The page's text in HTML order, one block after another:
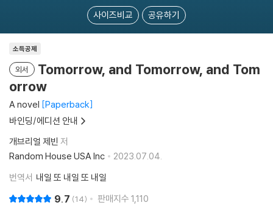
사이즈비교 공유하기
소득공제
외서
Tomorrow, and Tomorrow, and Tom
orrow
A novel Paperback
바인딩/에디션 안내
개브리얼 제빈 저
Random House USA Inc
2023.07.04.
번역서 내일 또 내일 또 내일
9.7 14 판매지수 1,110